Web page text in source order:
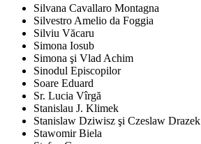
Silvana Cavallaro Montagna
Silvestro Amelio da Foggia
Silviu Văcaru
Simona Iosub
Simona şi Vlad Achim
Sinodul Episcopilor
Soare Eduard
Sr. Lucia Vîrgă
Stanislau J. Klimek
Stanislaw Dziwisz şi Czeslaw Drazek
Stawomir Biela